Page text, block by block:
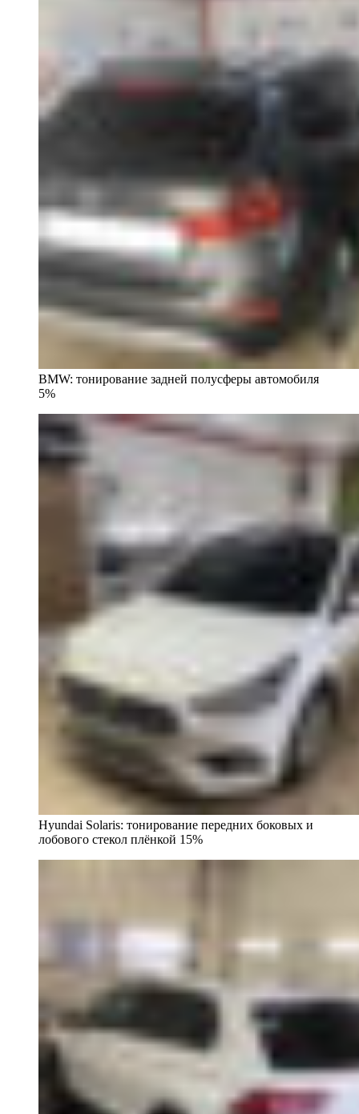
BMW: тонирование задней полусферы автомобиля
5%
Hyundai Solaris: тонирование передних боковых и
лобового стекол плёнкой 15%